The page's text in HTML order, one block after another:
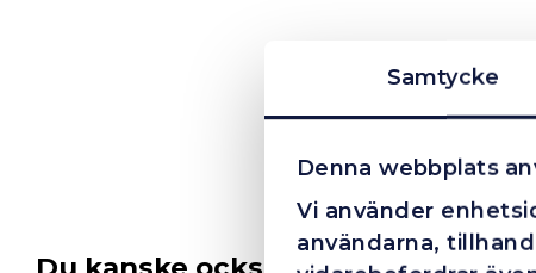
Samtycke
Denna webbplats
Vi använder
användarna,